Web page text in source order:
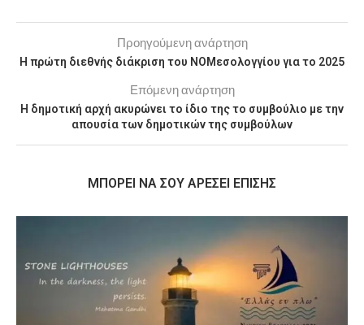
Προηγούμενη ανάρτηση
H πρώτη διεθνής διάκριση του ΝΟΜεσολογγίου για το 2025
Επόμενη ανάρτηση
Η δημοτική αρχή ακυρώνει το ίδιο της το συμβούλιο με την
απουσία των δημοτικών της συμβούλων
MΠΟΡΕΊ ΝΑ ΣΟΥ ΑΡΈΣΕΙ ΕΠΊΣΗΣ